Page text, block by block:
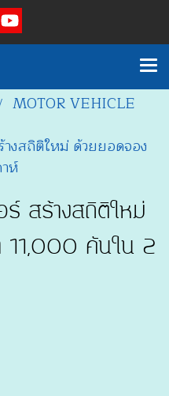
MOTOR VEHICLE
งสถิติใหม่ ด้วยยอดจอง
ห์
ร์ สร้างสถิติใหม่
11,000 คันใน 2